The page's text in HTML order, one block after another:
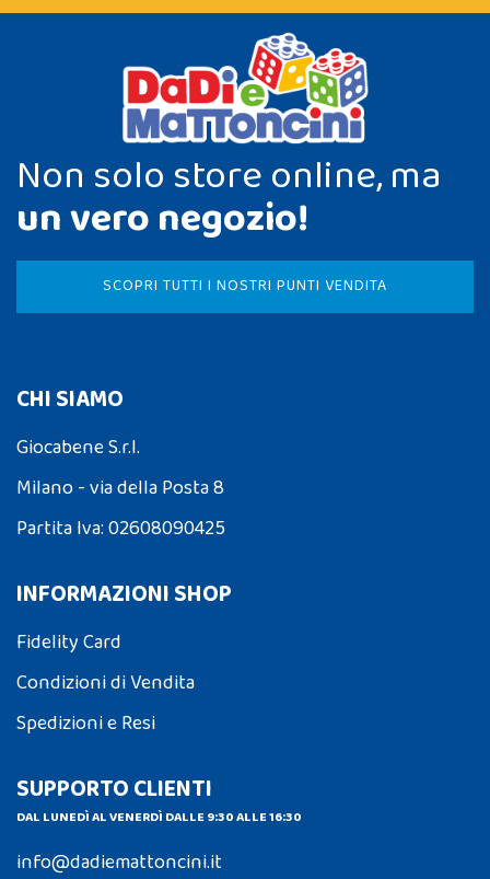
Non solo store online, ma
un vero negozio!
SCOPRI TUTTI I NOSTRI PUNTI VENDITA
CHI SIAMO
Giocabene S.r.l.
Milano - via della Posta 8
Partita Iva: 02608090425
INFORMAZIONI SHOP
Fidelity Card
Condizioni di Vendita
Spedizioni e Resi
SUPPORTO CLIENTI
DAL LUNEDÌ AL VENERDÌ DALLE 9:30 ALLE 16:30
info@dadiemattoncini.it